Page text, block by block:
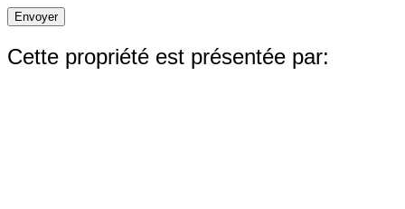
Envoyer
Cette propriété est présentée par: